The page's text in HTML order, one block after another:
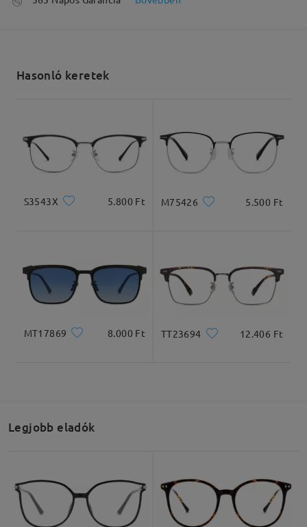
Arcforma:
Szögletes és kerek
Archossz:
20cm/7.8in
Arcszélesség:
22cm/8.6in
Teljes szélesség Szárhossz
Ajánlott arcformák
Írjon egy véleményt
Kiszállítva
Hasonló keretek
S3543X 5.800 Ft M75426 5.500 Ft
MT17869 8.000 Ft TT23694 12.406 Ft
Legjobb eladók